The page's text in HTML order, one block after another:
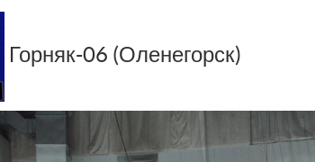
Горняк-06 (Оленегорск)